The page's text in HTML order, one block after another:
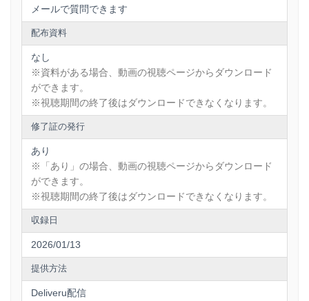
解説項目：単発アルバイトの活用業務と活用理由、スキマ
バイトアプリの認知率・利用経験率、マッチングの平均所要
時間、アルバイト採用費に占めるアプリ利用費の割合 等
３．アンケート結果より～企業から見たスキマバイトアプリ
の評価・選択要因の分析～
解説項目：ブランド別の満足度とその理由、非利用企業が
アプリ選定時に重視するポイント 等
４．スキマバイトアプリのポテンシャル市場規模
講師：株式会社矢野経済研究所 生活・環境・サービス産業
ユニット 上級研究員 佐藤 駿大
メールで質問できます
配布資料
なし
※資料がある場合、動画の視聴ページからダウンロード
ができます。
※視聴期間の終了後はダウンロードできなくなります。
修了証の発行
あり
※「あり」の場合、動画の視聴ページからダウンロード
ができます。
※視聴期間の終了後はダウンロードできなくなります。
収録日
2026/01/13
提供方法
Deliveru配信